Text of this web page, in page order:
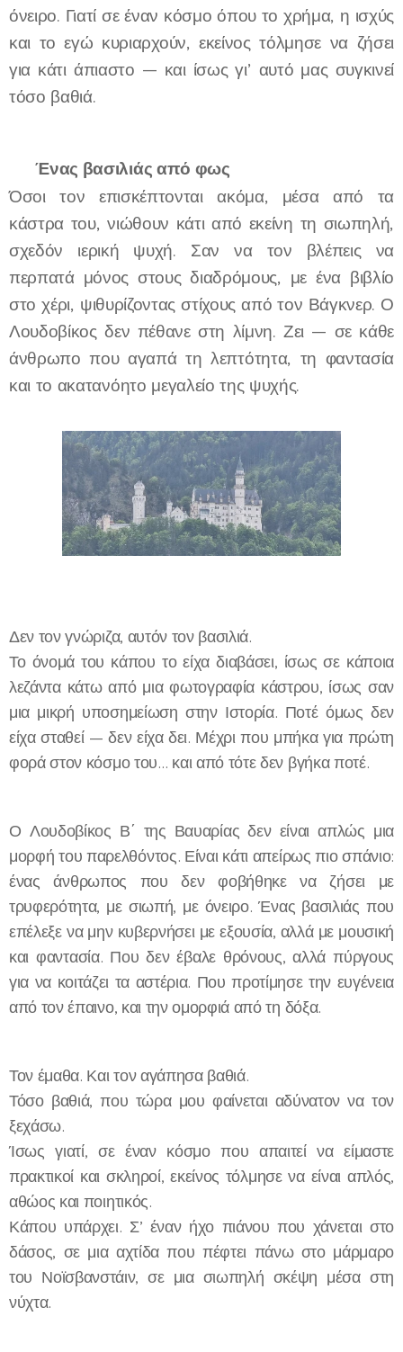
όνειρο. Γιατί σε έναν κόσμο όπου το χρήμα, η ισχύς
και το εγώ κυριαρχούν, εκείνος τόλμησε να ζήσει
για κάτι άπιαστο — και ίσως γι’ αυτό μας συγκινεί
τόσο βαθιά.
🌟Ένας βασιλιάς από φως
Όσοι τον επισκέπτονται ακόμα, μέσα από τα
κάστρα του, νιώθουν κάτι από εκείνη τη σιωπηλή,
σχεδόν ιερική ψυχή. Σαν να τον βλέπεις να
περπατά μόνος στους διαδρόμους, με ένα βιβλίο
στο χέρι, ψιθυρίζοντας στίχους από τον Βάγκνερ. Ο
Λουδοβίκος δεν πέθανε στη λίμνη. Ζει — σε κάθε
άνθρωπο που αγαπά τη λεπτότητα, τη φαντασία
και το ακατανόητο μεγαλείο της ψυχής.
Δεν τον γνώριζα, αυτόν τον βασιλιά.
Το όνομά του κάπου το είχα διαβάσει, ίσως σε κάποια
λεζάντα κάτω από μια φωτογραφία κάστρου, ίσως σαν
μια μικρή υποσημείωση στην Ιστορία. Ποτέ όμως δεν
είχα σταθεί — δεν είχα δει. Μέχρι που μπήκα για πρώτη
φορά στον κόσμο του… και από τότε δεν βγήκα ποτέ.
Ο Λουδοβίκος Β΄ της Βαυαρίας δεν είναι απλώς μια
μορφή του παρελθόντος. Είναι κάτι απείρως πιο σπάνιο:
ένας άνθρωπος που δεν φοβήθηκε να ζήσει με
τρυφερότητα, με σιωπή, με όνειρο. Ένας βασιλιάς που
επέλεξε να μην κυβερνήσει με εξουσία, αλλά με μουσική
και φαντασία. Που δεν έβαλε θρόνους, αλλά πύργους
για να κοιτάζει τα αστέρια. Που προτίμησε την ευγένεια
από τον έπαινο, και την ομορφιά από τη δόξα.
Τον έμαθα. Και τον αγάπησα βαθιά.
Τόσο βαθιά, που τώρα μου φαίνεται αδύνατον να τον
ξεχάσω.
Ίσως γιατί, σε έναν κόσμο που απαιτεί να είμαστε
πρακτικοί και σκληροί, εκείνος τόλμησε να είναι απλός,
αθώος και ποιητικός.
Κάπου υπάρχει. Σ’ έναν ήχο πιάνου που χάνεται στο
δάσος, σε μια αχτίδα που πέφτει πάνω στο μάρμαρο
του Νοϊσβανστάιν, σε μια σιωπηλή σκέψη μέσα στη
νύχτα.